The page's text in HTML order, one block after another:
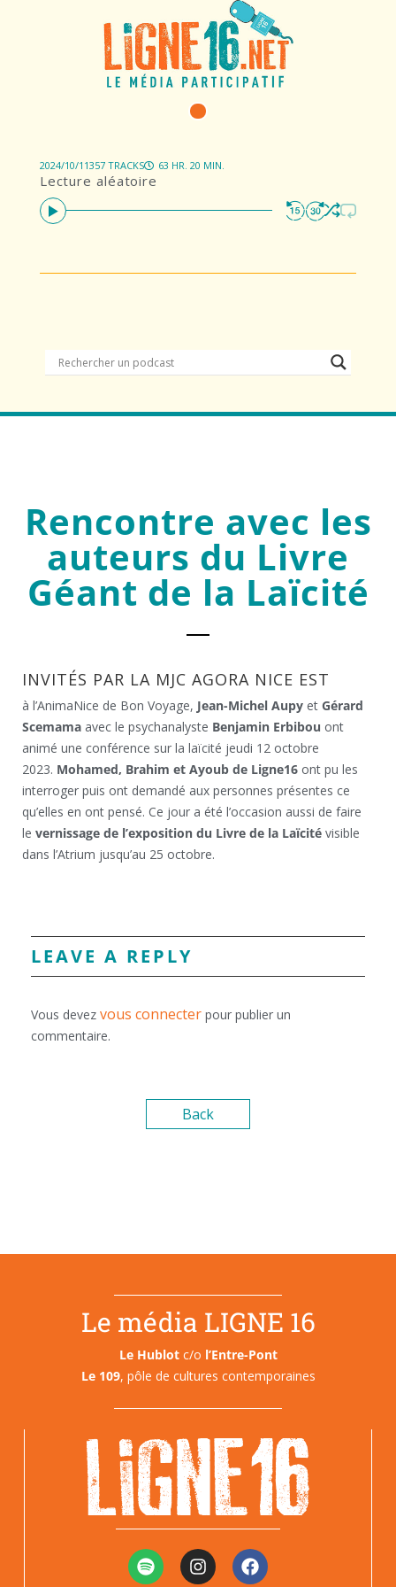
Lecture aléatoire
2024/10/11357 TRACKS 63 HR. 20 MIN.
Rencontre avec les
auteurs du Livre
Géant de la Laïcité
INVITÉS PAR LA MJC AGORA NICE EST
à l’AnimaNice de Bon Voyage, Jean-Michel Aupy et Gérard
Scemama avec le psychanalyste Benjamin Erbibou ont
animé une conférence sur la laïcité jeudi 12 octobre
2023. Mohamed, Brahim et Ayoub de Ligne16 ont pu les
interroger puis ont demandé aux personnes présentes ce
qu’elles en ont pensé. Ce jour a été l’occasion aussi de faire
le vernissage de l’exposition du Livre de la Laïcité visible
dans l’Atrium jusqu’au 25 octobre.
LEAVE A REPLY
Vous devez vous connecter pour publier un
commentaire.
Back
Le média LIGNE 16
Le Hublotc/o l’Entre-Pont
Le 109, pôle de cultures contemporaines